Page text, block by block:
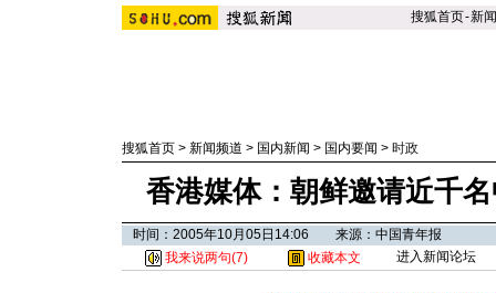
搜狐首页-新闻
搜狐首页 > 新闻频道 > 国内新闻 > 国内要闻 > 时政
香港媒体：朝鲜邀请近千
时间：2005年10月05日14:06 来源：中国青年报
我来说两句(7) 收藏本文 进入新闻论坛